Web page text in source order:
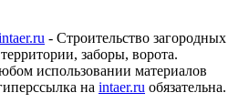
- Cтроительство загородных
заборы, ворота.
использовании материалов
на intaer.ru обязательна.